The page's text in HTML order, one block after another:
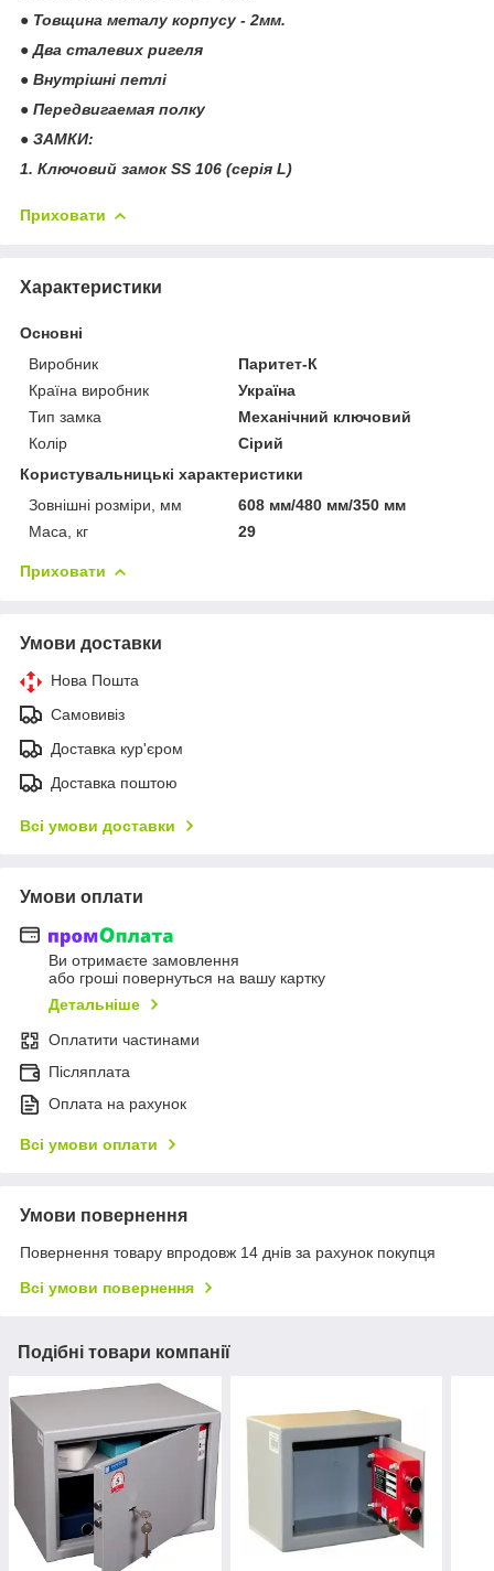
● Товщина металу корпусу - 2мм.
● Два сталевих ригеля
● Внутрішні петлі
● Передвигаемая полку
● ЗАМКИ:
1. Ключовий замок SS 106 (серія L)
Приховати
Характеристики
Основні
Виробник
Паритет-К
Країна виробник
Україна
Тип замка
Механічний ключовий
Колір
Сірий
Користувальницькі характеристики
Зовнішні розміри, мм
608 мм/480 мм/350 мм
Маса, кг
29
Приховати
Умови доставки
Нова Пошта
Самовивіз
Доставка кур'єром
Доставка поштою
Всі умови доставки
Умови оплати
Ви отримаєте замовлення
або гроші повернуться на вашу картку
Детальніше
Оплатити частинами
Післяплата
Оплата на рахунок
Всі умови оплати
Умови повернення
Повернення товару впродовж 14 днів за рахунок покупця
Всі умови повернення
Подібні товари компанії